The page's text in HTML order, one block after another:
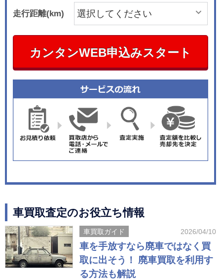
走行距離(km)
カンタンWEB申込みスタート
車買取査定のお役立ち情報
車買取ガイド 2026/04/10
車を手放すなら廃車ではなく買
取に出そう！ 廃車買取を利用す
る方法も解説